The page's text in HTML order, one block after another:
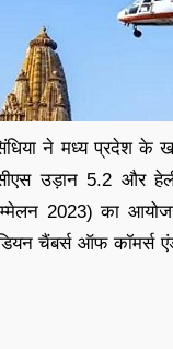
ने मध्य प्रदेश
उड़ान 5.2 और
2023) का
चैंबर्स ऑफ कॉमर्स